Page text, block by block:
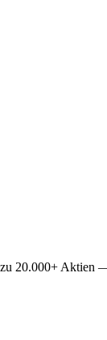
20.000+ Aktien